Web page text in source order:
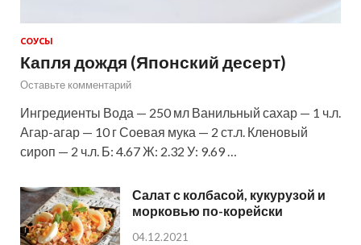
СОУСЫ
Капля дождя (Японский десерт)
Оставьте комментарий
Ингредиенты Вода — 250 мл Ванильный сахар — 1 ч.л.
Агар-агар — 10 г Соевая мука — 2 ст.л. Кленовый
сироп — 2 ч.л. Б: 4.67 Ж: 2.32 У: 9.69 …
Салат с колбасой, кукурузой и
морковью по-корейски
04.12.2021